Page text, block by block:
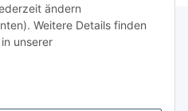
ändern
Weitere Details finden
unserer